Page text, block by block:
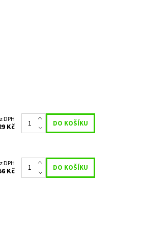
bez DPH
Kč
bez DPH
Kč